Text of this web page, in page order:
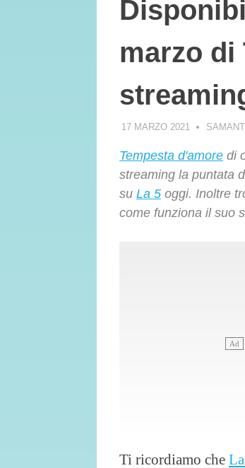
marzo di
17 MARZO 2021
Tempesta d'amore di
streaming la puntata
su La 5 oggi. Inoltre
come funziona il suo
Ti ricordiamo che